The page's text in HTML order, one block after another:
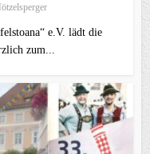
e.V. lädt die
zum...